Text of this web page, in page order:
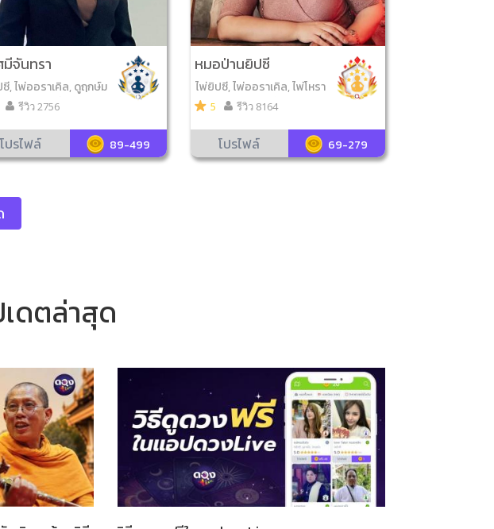
มีจันทรา
, ไพ่ออราเคิล, ดูฤกษ์ม
พ่ความรัก, ตั้งชื่อมงค
รีวิว 2756
โปรไฟล์ 89-499
หมอป่านยิปซี
ไพ่ยิปซี, ไพ่ออราเคิล, ไพ่โหรา
ศาสตร์, ศาสตร์เสี่ยงทาย, ไพ่
คราช, ไพ่ความรัก, ไพ่สามก๊ก
5 รีวิว 8164
โปรไฟล์ 69-279
ดตล่าสุด